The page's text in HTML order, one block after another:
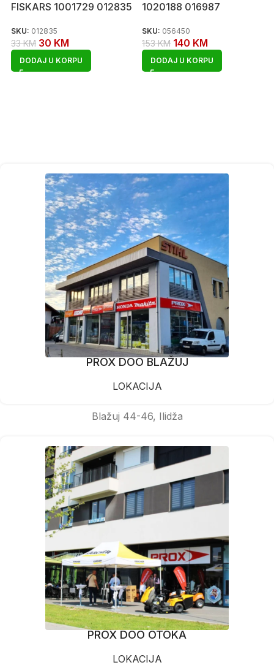
FISKARS 1001729 012835
SKU: 012835
33KM 30 KM
DODAJ U KORPU
1020188 016987
SKU: 056450
153KM 140 KM
DODAJ U KORPU
PROX DOO BLAŽUJ
LOKACIJA
Blažuj 44-46, Ilidža
PROX DOO OTOKA
LOKACIJA